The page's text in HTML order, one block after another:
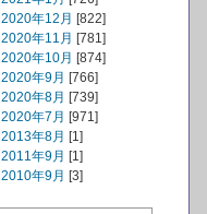
2020年12月 [822]
2020年11月 [781]
2020年10月 [874]
2020年9月 [766]
2020年8月 [739]
2020年7月 [971]
2013年8月 [1]
2011年9月 [1]
2010年9月 [3]